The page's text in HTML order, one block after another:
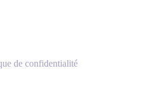
de confidentialité